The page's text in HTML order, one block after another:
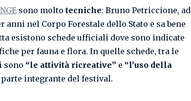
sono molto tecniche: Bruno Petriccione, ad
anni nel Corpo Forestale dello Stato e sa bene
esistono schede ufficiali dove sono indicate
per fauna e flora. In quelle schede, tra le
sono “le attività ricreative” e “l’uso della
integrante del festival.